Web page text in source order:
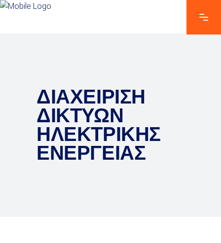
ΔΙΑΧΕΙΡΙΣΗ
ΔΙΚΤΥΩΝ
ΗΛΕΚΤΡΙΚΗΣ
ΕΝΕΡΓΕΙΑΣ